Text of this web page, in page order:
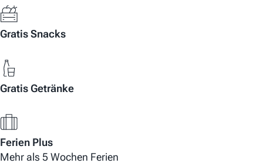
Gratis Snacks
Gratis Getränke
Ferien Plus
Mehr als 5 Wochen Ferien